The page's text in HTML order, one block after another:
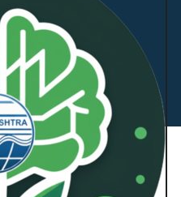
GIGW 3.0 चे पालन करते.
महाराष्ट्र प्रदूषण नियंत्रण
सर्व हक्क राखीव.